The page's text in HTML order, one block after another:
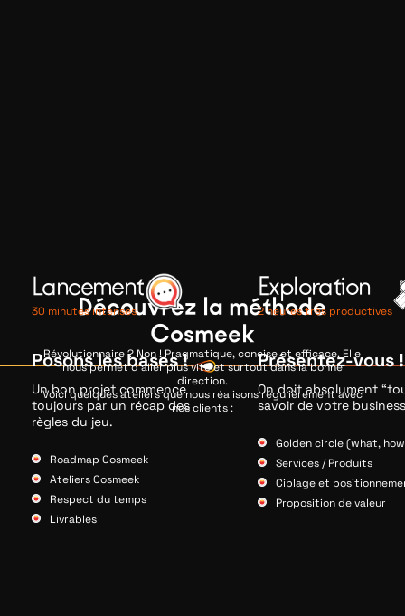
Découvrez la méthode
Cosmeek
Révolutionnaire ? Non ! Pragmatique, concise et efficace. Elle
nous permet d’aller plus vite et surtout dans la bonne
direction.
Voici quelques ateliers que nous réalisons régulièrement avec
nos clients :
Lancement
30 minutes intenses
Posons les bases !
Un bon projet commence
toujours par un récap des
règles du jeu.
Roadmap Cosmeek
Ateliers Cosmeek
Respect du temps
Livrables
Exploration
2 heures très productives
Présentez-vous !
On doit absolument
savoir de votre
Golden circle (what,
Services / Produits
Ciblage et
Proposition de valeur